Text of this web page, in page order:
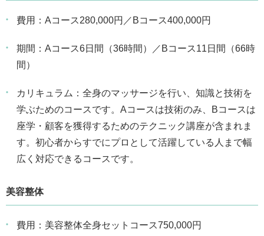
費用：Aコース280,000円／Bコース400,000円
期間：Aコース6日間（36時間）／Bコース11日間（66時
間）
カリキュラム：全身のマッサージを行い、知識と技術を
学ぶためのコースです。Aコースは技術のみ、Bコースは
座学・顧客を獲得するためのテクニック講座が含まれま
す。初心者からすでにプロとして活躍している人まで幅
広く対応できるコースです。
美容整体
費用：美容整体全身セットコース750,000円